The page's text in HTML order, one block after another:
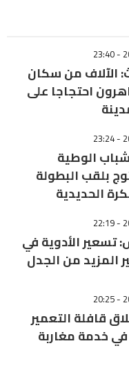
الآلاف من سكان
احتجاجا على
الوطية
بلقب البطولة
الحديدية
تسعير الأدوية في
المزيد من الجدل
قافلة التعمير
خدمة مغاربة